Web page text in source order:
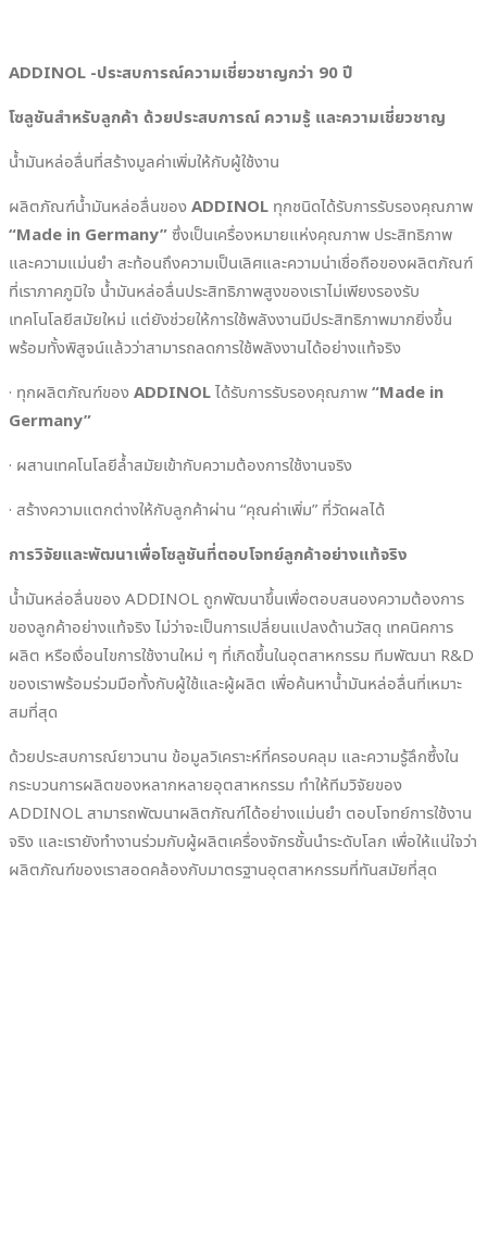
ADDINOL -ประสบการณ์ความเชี่ยวชาญกว่า 90 ปี
โซลูชันสำหรับลูกค้า ด้วยประสบการณ์ ความรู้ และความเชี่ยวชาญ
น้ำมันหล่อลื่นที่สร้างมูลค่าเพิ่มให้กับผู้ใช้งาน
ผลิตภัณฑ์น้ำมันหล่อลื่นของ ADDINOL ทุกชนิดได้รับการรับรองคุณภาพ
“Made in Germany” ซึ่งเป็นเครื่องหมายแห่งคุณภาพ ประสิทธิภาพ
และความแม่นยำ สะท้อนถึงความเป็นเลิศและความน่าเชื่อถือของผลิตภัณฑ์
ที่เราภาคภูมิใจ น้ำมันหล่อลื่นประสิทธิภาพสูงของเราไม่เพียงรองรับ
เทคโนโลยีสมัยใหม่ แต่ยังช่วยให้การใช้พลังงานมีประสิทธิภาพมากยิ่งขึ้น
พร้อมทั้งพิสูจน์แล้วว่าสามารถลดการใช้พลังงานได้อย่างแท้จริง
· ทุกผลิตภัณฑ์ของ ADDINOL ได้รับการรับรองคุณภาพ “Made in
Germany”
· ผสานเทคโนโลยีล้ำสมัยเข้ากับความต้องการใช้งานจริง
· สร้างความแตกต่างให้กับลูกค้าผ่าน “คุณค่าเพิ่ม” ที่วัดผลได้
การวิจัยและพัฒนาเพื่อโซลูชันที่ตอบโจทย์ลูกค้าอย่างแท้จริง
น้ำมันหล่อลื่นของ ADDINOL ถูกพัฒนาขึ้นเพื่อตอบสนองความต้องการ
ของลูกค้าอย่างแท้จริง ไม่ว่าจะเป็นการเปลี่ยนแปลงด้านวัสดุ เทคนิคการ
ผลิต หรือเงื่อนไขการใช้งานใหม่ ๆ ที่เกิดขึ้นในอุตสาหกรรม ทีมพัฒนา R&D
ของเราพร้อมร่วมมือทั้งกับผู้ใช้และผู้ผลิต เพื่อค้นหาน้ำมันหล่อลื่นที่เหมาะ
สมที่สุด
ด้วยประสบการณ์ยาวนาน ข้อมูลวิเคราะห์ที่ครอบคลุม และความรู้ลึกซึ้งใน
กระบวนการผลิตของหลากหลายอุตสาหกรรม ทำให้ทีมวิจัยของ
ADDINOL สามารถพัฒนาผลิตภัณฑ์ได้อย่างแม่นยำ ตอบโจทย์การใช้งาน
จริง และเรายังทำงานร่วมกับผู้ผลิตเครื่องจักรชั้นนำระดับโลก เพื่อให้แน่ใจว่า
ผลิตภัณฑ์ของเราสอดคล้องกับมาตรฐานอุตสาหกรรมที่ทันสมัยที่สุด